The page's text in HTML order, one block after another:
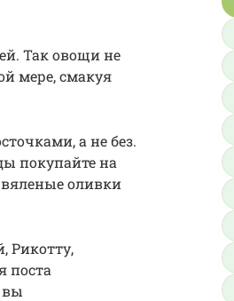
Так овощи не
мере, смакуя
а не без.
покупайте на
оливки
Рикотту,
поста
вы